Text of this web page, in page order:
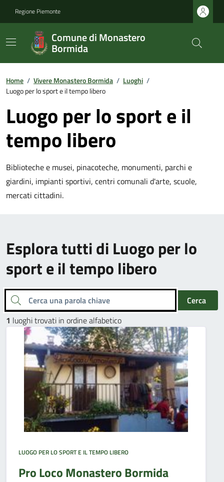
Regione Piemonte
Comune di Monastero
Bormida
Home / Vivere Monastero Bormida / Luoghi /
Luogo per lo sport e il tempo libero
Luogo per lo sport e il
tempo libero
Biblioteche e musei, pinacoteche, monumenti, parchi e
giardini, impianti sportivi, centri comunali d'arte, scuole,
mercati cittadini.
Esplora tutti di Luogo per lo
sport e il tempo libero
Cerca una parola chiave
Cerca
1 luoghi trovati in ordine alfabetico
LUOGO PER LO SPORT E IL TEMPO LIBERO
Pro Loco Monastero Bormida